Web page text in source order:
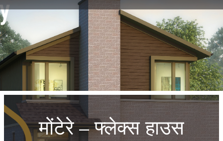
मोंटेरे – फ्लेक्स हाउस